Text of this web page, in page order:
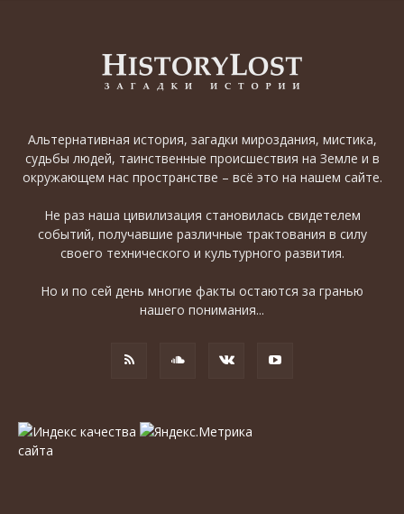
Альтернативная история, загадки мироздания, мистика,
судьбы людей, таинственные происшествия на Земле и в
окружающем нас пространстве – всё это на нашем сайте.
Не раз наша цивилизация становилась свидетелем
событий, получавшие различные трактования в силу
своего технического и культурного развития.
Но и по сей день многие факты остаются за гранью
нашего понимания...